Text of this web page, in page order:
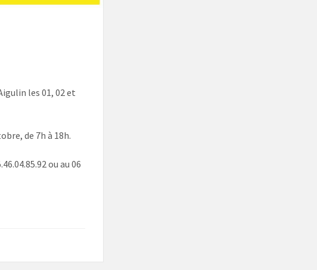
les 01, 02 et
de 7h à 18h.
ou au 06